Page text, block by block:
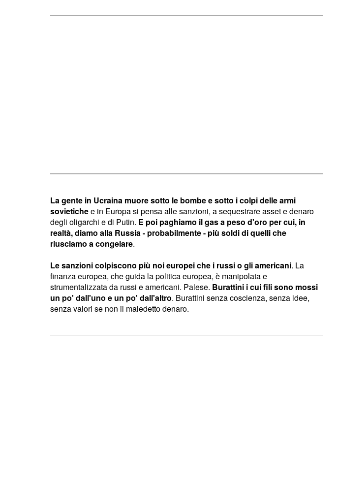
La gente in Ucraina muore sotto le bombe e sotto i colpi delle armi
sovietichee in Europa si pensa alle sanzioni, a sequestrare asset e denaro
degli oligarchi e di Putin. E poi paghiamo il gas a peso d'oro per cui, in
realtà, diamo alla Russia - probabilmente - più soldi di quelli che
riusciamo a congelare.
Le sanzioni colpiscono più noi europei che i russi o gli americani. La
finanza europea, che guida la politica europea, è manipolata e
strumentalizzata da russi e americani. Palese. Burattini i cui fili sono mossi
un po' dall'uno e un po' dall'altro. Burattini senza coscienza, senza idee,
senza valori se non il maledetto denaro.